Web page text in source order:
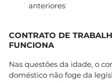
anteriores
CONTRATO DE
FUNCIONA
Nas questões da idade, o
doméstico não foge da